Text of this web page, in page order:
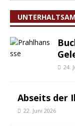
24.
Abseits der
22. Juni 2026